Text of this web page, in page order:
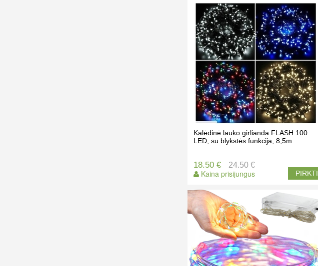
Kalėdinė lauko girlianda FLASH 100
LED, su blykstės funkcija, 8,5m
18.50 €
Kaina prisijungus
24.50 €
PIRKTI